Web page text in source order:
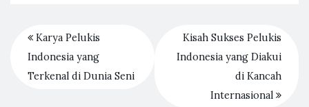
Karya Pelukis
Indonesia yang
Terkenal di Dunia Seni
Kisah Sukses Pelukis
Indonesia yang Diakui
di Kancah
Internasional